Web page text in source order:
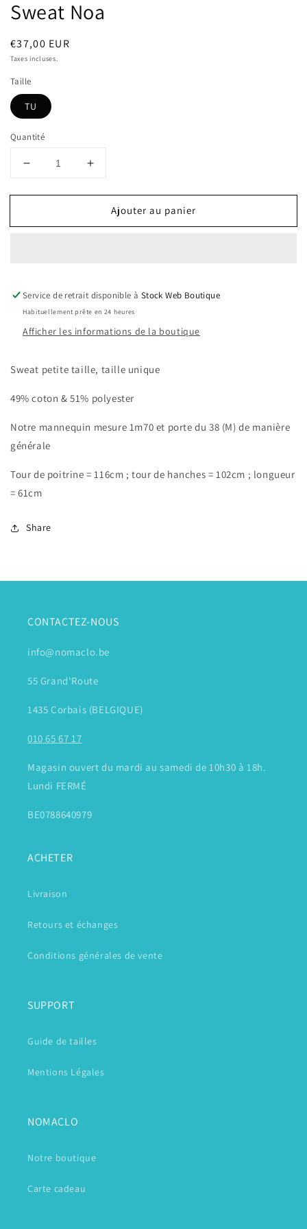
Sweat Noa
Prix
habituel
€37,00 EUR
Taxes incluses.
Taille
TU
Quantité
Réduire
quantité
Sweat
Augmenter
quantité
Sweat
Ajouter au panier
Service de retrait disponible à Stock Web Boutique
Habituellement prête en 24 heures
Afficher les informations de la boutique
Sweat petite taille, taille unique
49% coton & 51% polyester
Notre mannequin mesure 1m70 et porte du 38 (M) de manière
générale
Tour de poitrine = 116cm ; tour de hanches = 102cm ; longueur
= 61cm
Share
CONTACTEZ-NOUS
info@nomaclo.be
55 Grand'Route
1435 Corbais (BELGIQUE)
010 65 67 17
Magasin ouvert du mardi au samedi de 10h30 à 18h.
Lundi FERMÉ
BE0788640979
ACHETER
Livraison
Retours et échanges
Conditions générales de vente
SUPPORT
Guide de tailles
Mentions Légales
NOMACLO
Notre boutique
Carte cadeau